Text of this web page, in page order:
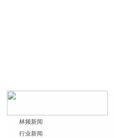
林频新闻
行业新闻